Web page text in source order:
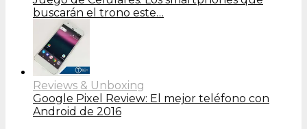
buscarán el trono este…
Reviews & Unboxing
Google Pixel Review: El mejor teléfono con
Android de 2016